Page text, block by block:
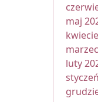
maj
luty